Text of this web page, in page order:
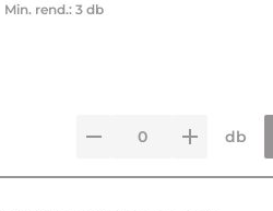
Min. rend.: 3 db
db